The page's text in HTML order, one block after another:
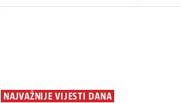
NAJVAŽNIJE VIJESTI DANA